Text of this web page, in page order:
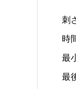
刺
時
最
最